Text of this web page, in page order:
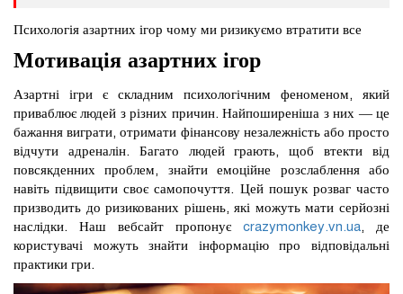
Психологія азартних ігор чому ми ризикуємо втратити все
Мотивація азартних ігор
Азартні ігри є складним психологічним феноменом, який
приваблює людей з різних причин. Найпоширеніша з них — це
бажання виграти, отримати фінансову незалежність або просто
відчути адреналін. Багато людей грають, щоб втекти від
повсякденних проблем, знайти емоційне розслаблення або
навіть підвищити своє самопочуття. Цей пошук розваг часто
призводить до ризикованих рішень, які можуть мати серйозні
наслідки. Наш вебсайт пропонує crazymonkey.vn.ua, де
користувачі можуть знайти інформацію про відповідальні
практики гри.